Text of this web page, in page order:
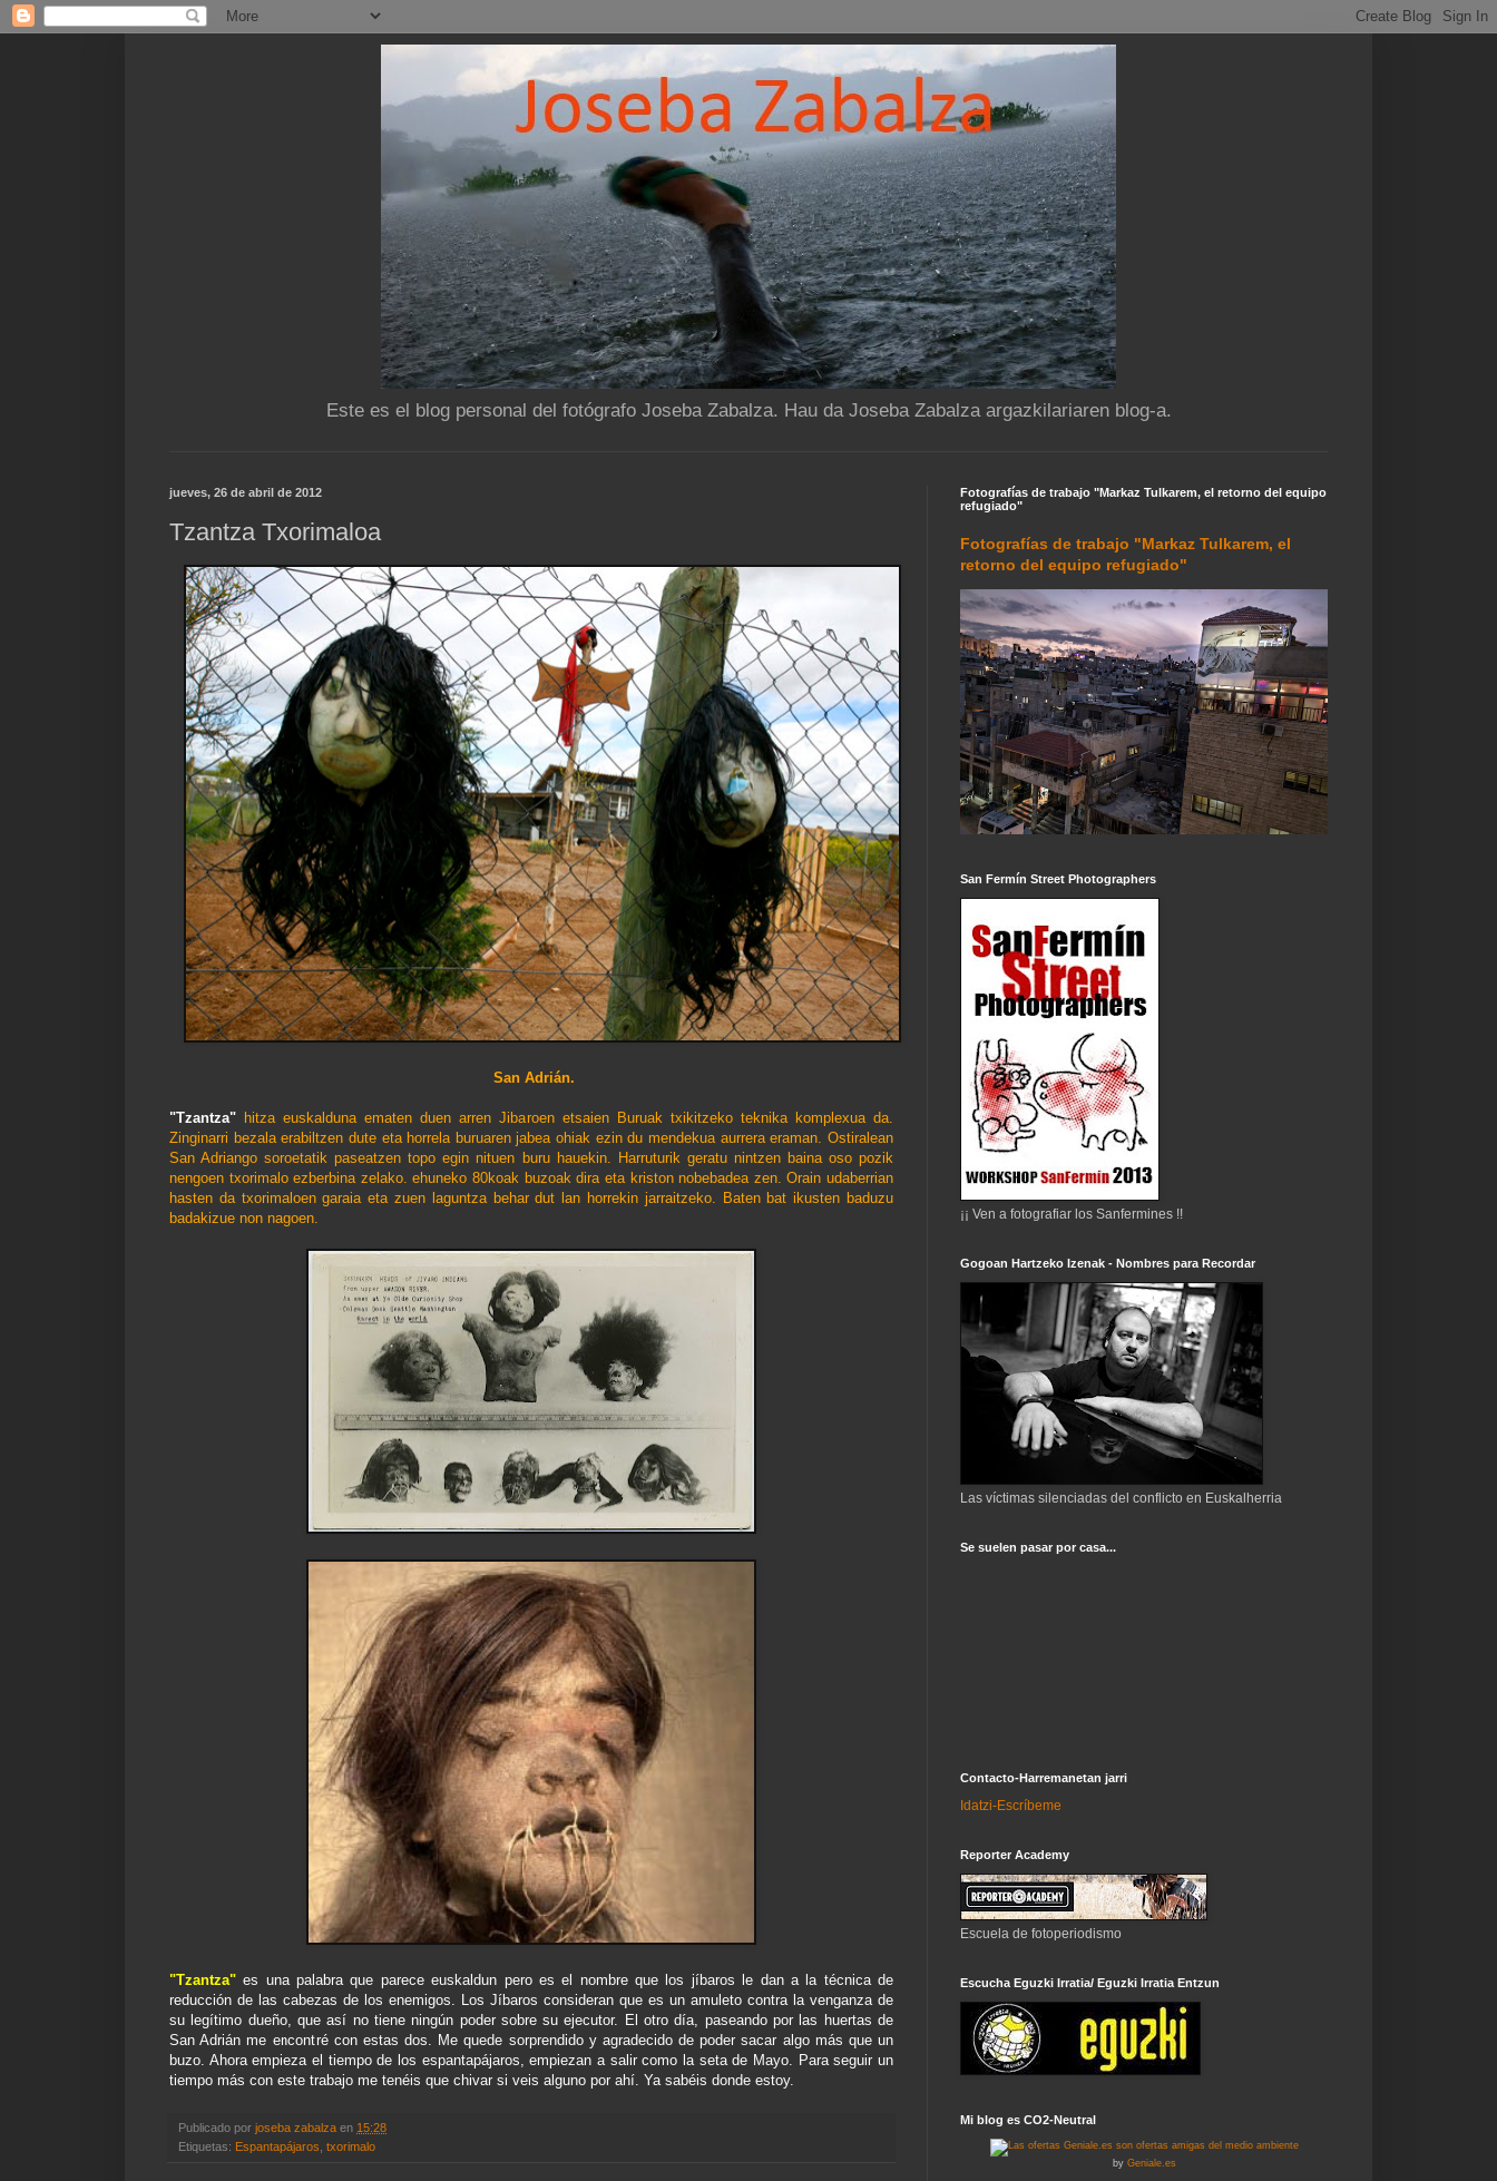
Este es el blog personal del fotógrafo Joseba Zabalza. Hau da Joseba Zabalza argazkilariaren blog-a.
jueves, 26 de abril de 2012
Tzantza Txorimaloa
San Adrián.
"Tzantza" hitza euskalduna ematen duen arren Jibaroen etsaien Buruak txikitzeko teknika komplexua da.
Zinginarri bezala erabiltzen dute eta horrela buruaren jabea ohiak ezin du mendekua aurrera eraman. Ostiralean
San Adriango soroetatik paseatzen topo egin nituen buru hauekin. Harruturik geratu nintzen baina oso pozik
nengoen txorimalo ezberbina zelako. ehuneko 80koak buzoak dira eta kriston nobebadea zen. Orain udaberrian
hasten da txorimaloen garaia eta zuen laguntza behar dut lan horrekin jarraitzeko. Baten bat ikusten baduzu
badakizue non nagoen.
"Tzantza" es una palabra que parece euskaldun pero es el nombre que los jíbaros le dan a la técnica de
reducción de las cabezas de los enemigos. Los Jíbaros consideran que es un amuleto contra la venganza de
su legítimo dueño, que así no tiene ningún poder sobre su ejecutor. El otro día, paseando por las huertas de
San Adrián me encontré con estas dos. Me quede sorprendido y agradecido de poder sacar algo más que un
buzo. Ahora empieza el tiempo de los espantapájaros, empiezan a salir como la seta de Mayo. Para seguir un
tiempo más con este trabajo me tenéis que chivar si veis alguno por ahí. Ya sabéis donde estoy.
Publicado por joseba zabalza en 15:28
Etiquetas: Espantapájaros txorimalo
Fotografías de trabajo "Markaz Tulkarem, el retorno del equipo
refugiado"
Fotografías de trabajo "Markaz Tulkarem, el
retorno del equipo refugiado"
San Fermín Street Photographers
¡¡ Ven a fotografiar los Sanfermines !!
Gogoan Hartzeko Izenak - Nombres para Recordar
Las víctimas silenciadas del conflicto en Euskalherria
Se suelen pasar por casa...
Contacto-Harremanetan jarri
Idatzi-Escríbeme
Reporter Academy
Escuela de fotoperiodismo
Escucha Eguzki Irratia/ Eguzki Irratia Entzun
Mi blog es CO2-Neutral
by Geniale.es